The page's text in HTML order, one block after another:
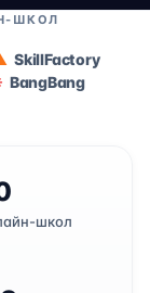
ШКОЛ
SkillFactory
BangBang
школ